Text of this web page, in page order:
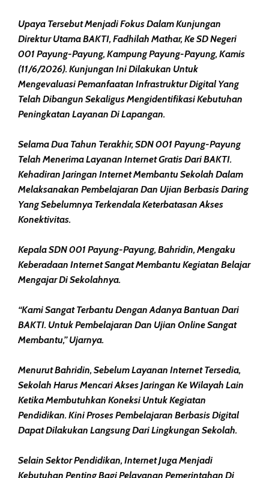
Upaya Tersebut Menjadi Fokus Dalam Kunjungan
Direktur Utama BAKTI, Fadhilah Mathar, Ke SD Negeri
001 Payung-Payung, Kampung Payung-Payung, Kamis
(11/6/2026). Kunjungan Ini Dilakukan Untuk
Mengevaluasi Pemanfaatan Infrastruktur Digital Yang
Telah Dibangun Sekaligus Mengidentifikasi Kebutuhan
Peningkatan Layanan Di Lapangan.
Selama Dua Tahun Terakhir, SDN 001 Payung-Payung
Telah Menerima Layanan Internet Gratis Dari BAKTI.
Kehadiran Jaringan Internet Membantu Sekolah Dalam
Melaksanakan Pembelajaran Dan Ujian Berbasis Daring
Yang Sebelumnya Terkendala Keterbatasan Akses
Konektivitas.
Kepala SDN 001 Payung-Payung, Bahridin, Mengaku
Keberadaan Internet Sangat Membantu Kegiatan Belajar
Mengajar Di Sekolahnya.
“Kami Sangat Terbantu Dengan Adanya Bantuan Dari
BAKTI. Untuk Pembelajaran Dan Ujian Online Sangat
Membantu,” Ujarnya.
Menurut Bahridin, Sebelum Layanan Internet Tersedia,
Sekolah Harus Mencari Akses Jaringan Ke Wilayah Lain
Ketika Membutuhkan Koneksi Untuk Kegiatan
Pendidikan. Kini Proses Pembelajaran Berbasis Digital
Dapat Dilakukan Langsung Dari Lingkungan Sekolah.
Selain Sektor Pendidikan, Internet Juga Menjadi
Kebutuhan Penting Bagi Pelayanan Pemerintahan Di